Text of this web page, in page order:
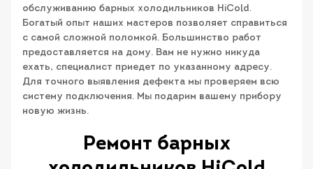
обслуживанию барных холодильников HiCold.
Богатый опыт наших мастеров позволяет справиться
с самой сложной поломкой. Большинство работ
предоставляется на дому. Вам не нужно никуда
ехать, специалист приедет по указанному адресу.
Для точного выявления дефекта мы проверяем всю
систему подключения. Мы подарим вашему прибору
новую жизнь.
Ремонт барных